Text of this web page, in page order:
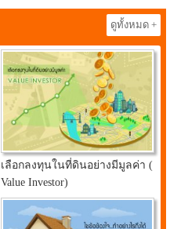
ดูทั้งหมด +
เลือกลงทุนในที่ดินอย่างมีมูลค่า (
Value Investor)